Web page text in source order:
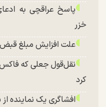
خزر
علت افزایش مبلغ
نقل‌قول جعلی که
کرد
افشاگری یک نماینده